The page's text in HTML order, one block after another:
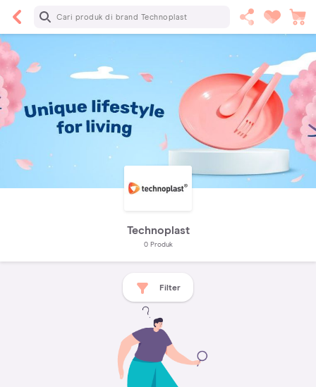
Technoplast
0Produk
Filter